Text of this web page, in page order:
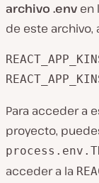
archivo .env en
de este archivo,
Para acceder a
proyecto,
acceder a la